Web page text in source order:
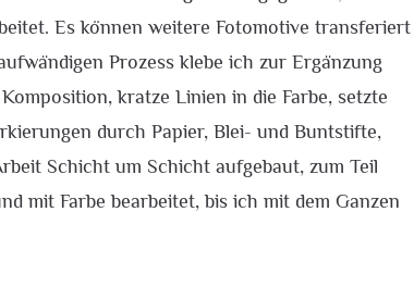
Es können weitere Fotomotive transferiert
Prozess klebe ich zur Ergänzung
kratze Linien in die Farbe, setzte
durch Papier, Blei- und Buntstifte,
Schicht um Schicht aufgebaut, zum Teil
mit Farbe bearbeitet, bis ich mit dem Ganzen